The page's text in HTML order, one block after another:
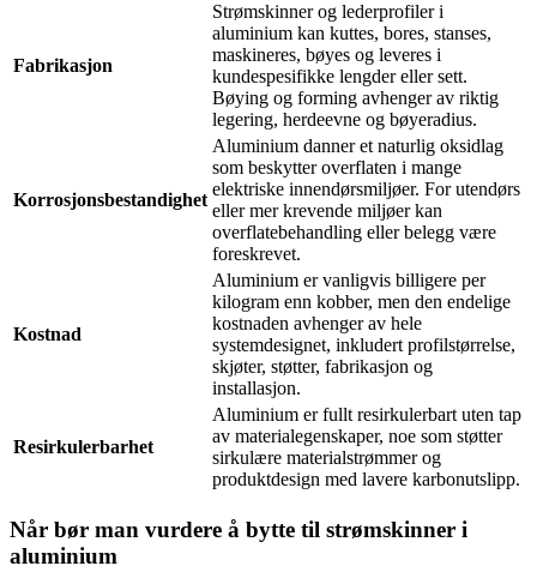
Fabrikasjon
Strømskinner og lederprofiler i
aluminium kan kuttes, bores, stanses,
maskineres, bøyes og leveres i
kundespesifikke lengder eller sett.
Bøying og forming avhenger av riktig
legering, herdeevne og bøyeradius.
Korrosjonsbestandighet
Aluminium danner et naturlig oksidlag
som beskytter overflaten i mange
elektriske innendørsmiljøer. For utendørs
eller mer krevende miljøer kan
overflatebehandling eller belegg være
foreskrevet.
Kostnad
Aluminium er vanligvis billigere per
kilogram enn kobber, men den endelige
kostnaden avhenger av hele
systemdesignet, inkludert profilstørrelse,
skjøter, støtter, fabrikasjon og
installasjon.
Resirkulerbarhet
Aluminium er fullt resirkulerbart uten tap
av materialegenskaper, noe som støtter
sirkulære materialstrømmer og
produktdesign med lavere karbonutslipp.
Når bør man vurdere å bytte til strømskinner i
aluminium